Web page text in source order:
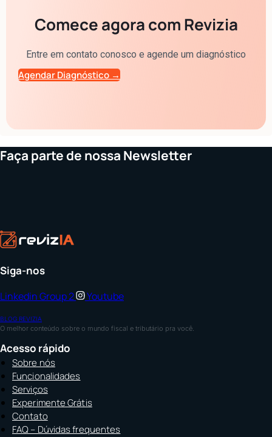
Comece agora com Revizia
Entre em contato conosco e agende um diagnóstico
Agendar Diagnóstico →
Faça parte de nossa Newsletter
Siga-nos
LinkedinGroup 2 Youtube
BLOG REVIZIA
O melhor conteúdo sobre o mundo fiscal e tributário pra você.
Acesso rápido
Sobre nós
Funcionalidades
Serviços
Experimente Grátis
Contato
FAQ – Dúvidas frequentes